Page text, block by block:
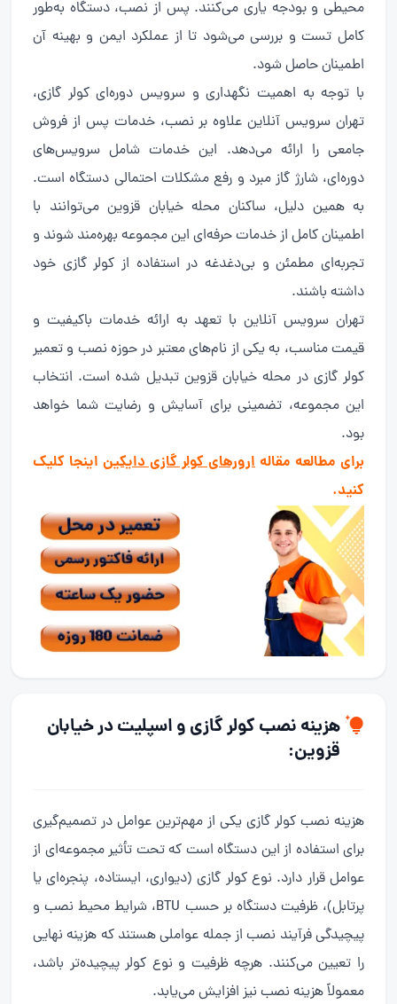
محیطی و بودجه یاری می‌کنند. پس از نصب، دستگاه به‌طور
کامل تست و بررسی می‌شود تا از عملکرد ایمن و بهینه آن
اطمینان حاصل شود.
با توجه به اهمیت نگهداری و سرویس دوره‌ای کولر گازی،
تهران سرویس آنلاین علاوه بر نصب، خدمات پس از فروش
جامعی را ارائه می‌دهد. این خدمات شامل سرویس‌های
دوره‌ای، شارژ گاز مبرد و رفع مشکلات احتمالی دستگاه است.
به همین دلیل، ساکنان محله خیابان قزوین می‌توانند با
اطمینان کامل از خدمات حرفه‌ای این مجموعه بهره‌مند شوند و
تجربه‌ای مطمئن و بی‌دغدغه در استفاده از کولر گازی خود
داشته باشند.
تهران سرویس آنلاین با تعهد به ارائه خدمات باکیفیت و
قیمت مناسب، به یکی از نام‌های معتبر در حوزه نصب و تعمیر
کولر گازی در محله خیابان قزوین تبدیل شده است. انتخاب
این مجموعه، تضمینی برای آسایش و رضایت شما خواهد
بود.
برای مطالعه مقاله ارورهای کولر گازی دایکین اینجا کلیک
کنید.
هزینه نصب کولر گازی و اسپلیت در خیابان
قزوین:
هزینه نصب کولر گازی یکی از مهم‌ترین عوامل در تصمیم‌گیری
برای استفاده از این دستگاه است که تحت تأثیر مجموعه‌ای از
عوامل قرار دارد. نوع کولر گازی (دیواری، ایستاده، پنجره‌ای یا
پرتابل)، ظرفیت دستگاه بر حسب BTU، شرایط محیط نصب و
پیچیدگی فرآیند نصب از جمله عواملی هستند که هزینه نهایی
را تعیین می‌کنند. هرچه ظرفیت و نوع کولر پیچیده‌تر باشد،
معمولاً هزینه نصب نیز افزایش می‌یابد.